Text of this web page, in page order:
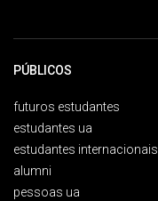
PÚBLICOS
futuros estudantes
estudantes ua
estudantes internacionais
alumni
pessoas ua